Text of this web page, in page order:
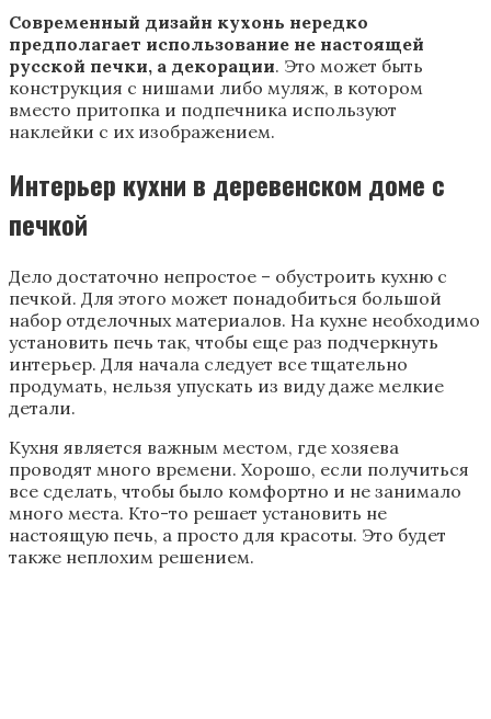
Современный дизайн кухонь нередко
предполагает использование не настоящей
русской печки, а декорации. Это может быть
конструкция с нишами либо муляж, в котором
вместо притопка и подпечника используют
наклейки с их изображением.
Интерьер кухни в деревенском доме с
печкой
Дело достаточно непростое – обустроить кухню с
печкой. Для этого может понадобиться большой
набор отделочных материалов. На кухне необходимо
установить печь так, чтобы еще раз подчеркнуть
интерьер. Для начала следует все тщательно
продумать, нельзя упускать из виду даже мелкие
детали.
Кухня является важным местом, где хозяева
проводят много времени. Хорошо, если получиться
все сделать, чтобы было комфортно и не занимало
много места. Кто-то решает установить не
настоящую печь, а просто для красоты. Это будет
также неплохим решением.